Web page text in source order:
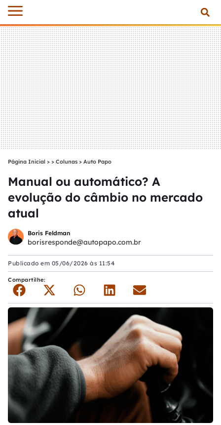
Página Inicial > Colunas > Auto Papo
Manual ou automático? A
evolução do câmbio no mercado
atual
Boris Feldman
borisresponde@autopapo.com.br
Publicado em 05/06/2026 às 11:54
Compartilhe: